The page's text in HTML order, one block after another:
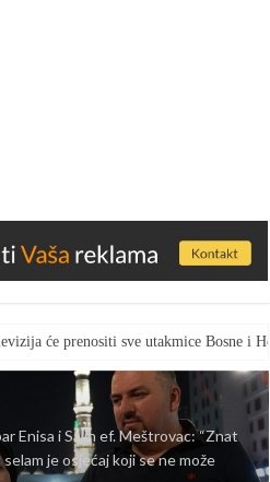
će prenositi sve utakmice Bosne i
Enisa i Salih ef. Meštrovac: “Znat
je osjećaj koji se ne može